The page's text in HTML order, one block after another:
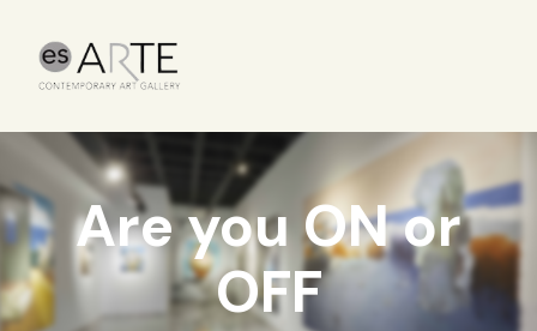
Are you ON or
OFF